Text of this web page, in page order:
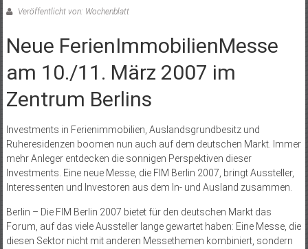
Veröffentlicht von: Wochenblatt
Neue FerienImmobilienMesse
am 10./11. März 2007 im
Zentrum Berlins
Investments in Ferienimmobilien, Auslandsgrundbesitz und
Ruheresidenzen boomen nun auch auf dem deutschen Markt. Immer
mehr Anleger entdecken die sonnigen Perspektiven dieser
Investments. Eine neue Messe, die FIM Berlin 2007, bringt Aussteller,
Interessenten und Investoren aus dem In- und Ausland zusammen.
Berlin – Die FIM Berlin 2007 bietet für den deutschen Markt das
Forum, auf das viele Aussteller lange gewartet haben: Eine Messe, die
diesen Sektor nicht mit anderen Messethemen kombiniert, sondern